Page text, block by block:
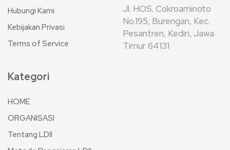
Hubungi Kami
Kebijakan Privasi
Terms of Service
Jl. HOS. Cokroaminoto
No.195, Burengan, Kec.
Pesantren, Kediri, Jawa
Timur 64131
Kategori
HOME
ORGANISASI
Tentang LDII